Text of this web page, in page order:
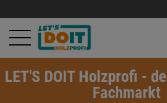
LET'S DOIT Holzprofi -
Fachmarkt